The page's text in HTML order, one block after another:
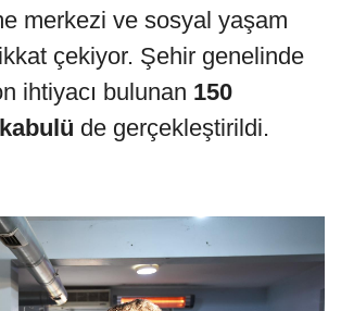
merkezi ve sosyal yaşam
çekiyor. Şehir genelinde
ihtiyacı bulunan 150
de gerçekleştirildi.